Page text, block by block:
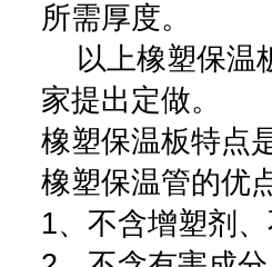
所需厚度。
以上橡塑保温
家提出定做。
橡塑保温板特点
橡塑保温管的优
1、不含增塑剂